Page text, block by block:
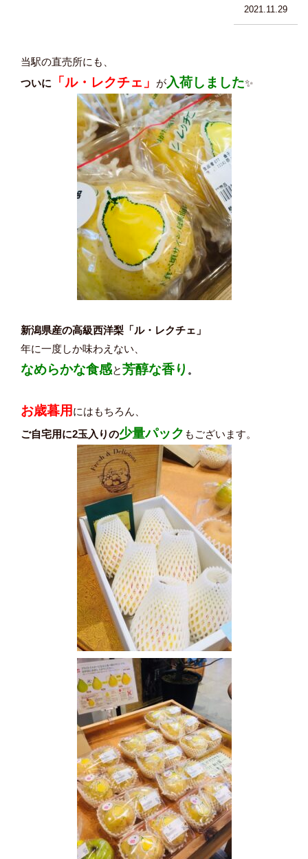
2021.11.29
当駅の直売所にも、
ついに
「ル・レクチェ」 が入荷しました✨
新潟県産の高級西洋梨「ル・レクチェ」
年に一度しか味わえない、
なめらかな食感と芳醇な香り 。
お歳暮用 にはもちろん、
ご自宅用に2玉入りの少量パック もございます。